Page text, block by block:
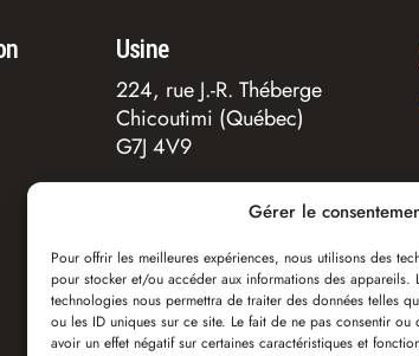
Gérer le
Pour offrir les meilleures expériences, nous utilisons des
pour stocker et/ou accéder aux informations des appareils.
technologies nous permettra de traiter des données telles
ou les ID uniques sur ce site. Le fait de ne pas consentir ou
avoir un effet négatif sur certaines caractéristiques et
Usine
224, rue J.-R. Théberge
Chicoutimi (Québec)
G7J 4V9